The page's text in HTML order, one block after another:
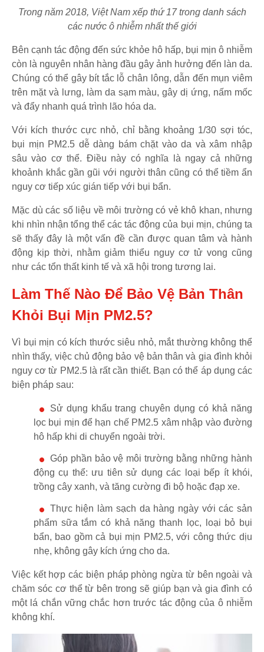
Trong năm 2018, Việt Nam xếp thứ 17 trong danh sách
các nước ô nhiễm nhất thế giới
Bên cạnh tác động đến sức khỏe hô hấp, bụi mịn ô nhiễm
còn là nguyên nhân hàng đầu gây ảnh hưởng đến làn da.
Chúng có thể gây bít tắc lỗ chân lông, dẫn đến mụn viêm
trên mặt và lưng, làm da sạm màu, gây dị ứng, nấm mốc
và đẩy nhanh quá trình lão hóa da.
Với kích thước cực nhỏ, chỉ bằng khoảng 1/30 sợi tóc,
bụi mịn PM2.5 dễ dàng bám chặt vào da và xâm nhập
sâu vào cơ thể. Điều này có nghĩa là ngay cả những
khoảnh khắc gần gũi với người thân cũng có thể tiềm ẩn
nguy cơ tiếp xúc gián tiếp với bụi bẩn.
Mặc dù các số liệu về môi trường có vẻ khô khan, nhưng
khi nhìn nhận tổng thể các tác động của bụi mịn, chúng ta
sẽ thấy đây là một vấn đề cần được quan tâm và hành
động kịp thời, nhằm giảm thiểu nguy cơ tử vong cũng
như các tổn thất kinh tế và xã hội trong tương lai.
Làm Thế Nào Để Bảo Vệ Bản Thân
Khỏi Bụi Mịn PM2.5?
Vì bụi mịn có kích thước siêu nhỏ, mắt thường không thể
nhìn thấy, việc chủ động bảo vệ bản thân và gia đình khỏi
nguy cơ từ PM2.5 là rất cần thiết. Bạn có thể áp dụng các
biện pháp sau:
Sử dụng khẩu trang chuyên dụng có khả năng
lọc bụi mịn để hạn chế PM2.5 xâm nhập vào đường
hô hấp khi di chuyển ngoài trời.
Góp phần bảo vệ môi trường bằng những hành
động cụ thể: ưu tiên sử dụng các loại bếp ít khói,
trồng cây xanh, và tăng cường đi bộ hoặc đạp xe.
Thực hiện làm sạch da hàng ngày với các sản
phẩm sữa tắm có khả năng thanh lọc, loại bỏ bụi
bẩn, bao gồm cả bụi mịn PM2.5, với công thức dịu
nhẹ, không gây kích ứng cho da.
Việc kết hợp các biện pháp phòng ngừa từ bên ngoài và
chăm sóc cơ thể từ bên trong sẽ giúp bạn và gia đình có
một lá chắn vững chắc hơn trước tác động của ô nhiễm
không khí.